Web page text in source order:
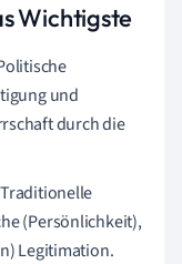
Wichtigste
und
durch die
Traditionelle
(Persönlichkeit),
Legitimation.